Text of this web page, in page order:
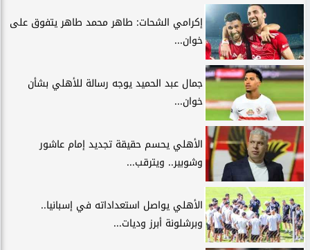
إكرامي الشحات: طاهر محمد طاهر يتفوق على
خوان...
جمال عبد الحميد يوجه رسالة للأهلي بشأن
خوان...
الأهلي يحسم حقيقة تجديد إمام عاشور
وشوبير.. ويترقب...
الأهلي يواصل استعداداته في إسبانيا..
وبرشلونة أبرز وديات...